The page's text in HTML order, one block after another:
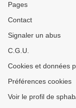
Pages
Contact
Signaler un abus
C.G.U.
Cookies et données
Préférences cookies
Voir le profil de